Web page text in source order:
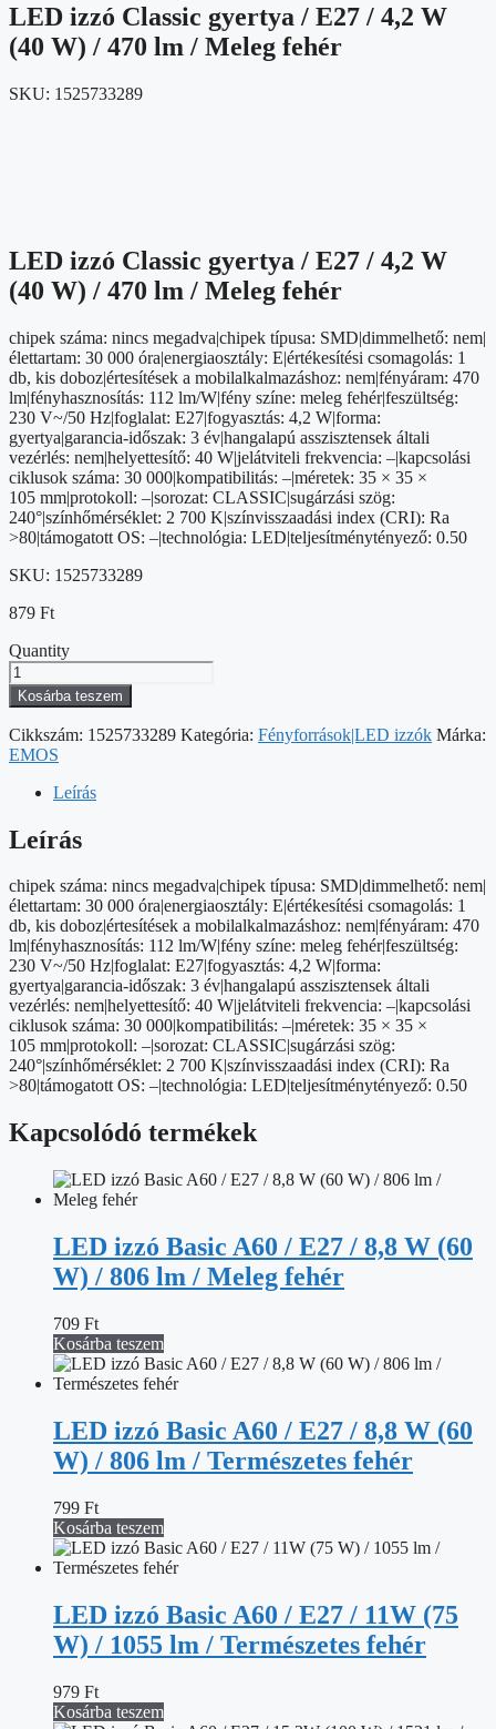
LED izzó Classic gyertya / E27 / 4,2 W
(40 W) / 470 lm / Meleg fehér
SKU: 1525733289
LED izzó Classic gyertya / E27 / 4,2 W
(40 W) / 470 lm / Meleg fehér
chipek száma: nincs megadva|chipek típusa: SMD|dimmelhető: nem|
élettartam: 30 000 óra|energiaosztály: E|értékesítési csomagolás: 1
db, kis doboz|értesítések a mobilalkalmazáshoz: nem|fényáram: 470
lm|fényhasznosítás: 112 lm/W|fény színe: meleg fehér|feszültség:
230 V~/50 Hz|foglalat: E27|fogyasztás: 4,2 W|forma:
gyertya|garancia-időszak: 3 év|hangalapú asszisztensek általi
vezérlés: nem|helyettesítő: 40 W|jelátviteli frekvencia: –|kapcsolási
ciklusok száma: 30 000|kompatibilitás: –|méretek: 35 × 35 ×
105 mm|protokoll: –|sorozat: CLASSIC|sugárzási szög:
240°|színhőmérséklet: 2 700 K|színvisszaadási index (CRI): Ra
>80|támogatott OS: –|technológia: LED|teljesítménytényező: 0.50
SKU: 1525733289
879 Ft
Quantity
LED
izzó
Classic
gyertya
/
E27
W
(40
/
470
lm
/
Meleg
fehér
mennyiség
Kosárba teszem
Cikkszám: 1525733289 Kategória: Fényforrások|LED izzók Márka:
EMOS
Leírás
Leírás
chipek száma: nincs megadva|chipek típusa: SMD|dimmelhető: nem|
élettartam: 30 000 óra|energiaosztály: E|értékesítési csomagolás: 1
db, kis doboz|értesítések a mobilalkalmazáshoz: nem|fényáram: 470
lm|fényhasznosítás: 112 lm/W|fény színe: meleg fehér|feszültség:
230 V~/50 Hz|foglalat: E27|fogyasztás: 4,2 W|forma:
gyertya|garancia-időszak: 3 év|hangalapú asszisztensek általi
vezérlés: nem|helyettesítő: 40 W|jelátviteli frekvencia: –|kapcsolási
ciklusok száma: 30 000|kompatibilitás: –|méretek: 35 × 35 ×
105 mm|protokoll: –|sorozat: CLASSIC|sugárzási szög:
240°|színhőmérséklet: 2 700 K|színvisszaadási index (CRI): Ra
>80|támogatott OS: –|technológia: LED|teljesítménytényező: 0.50
Kapcsolódó termékek
LED izzó Basic A60 / E27 / 8,8 W (60
W) / 806 lm / Meleg fehér
709 Ft
Kosárba teszem
LED izzó Basic A60 / E27 / 8,8 W (60
W) / 806 lm / Természetes fehér
799 Ft
Kosárba teszem
LED izzó Basic A60 / E27 / 11W (75
W) / 1055 lm / Természetes fehér
979 Ft
Kosárba teszem